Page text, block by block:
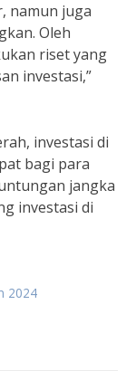
namun juga
Oleh
riset yang
investasi,”
investasi di
bagi para
jangka
investasi di
2024